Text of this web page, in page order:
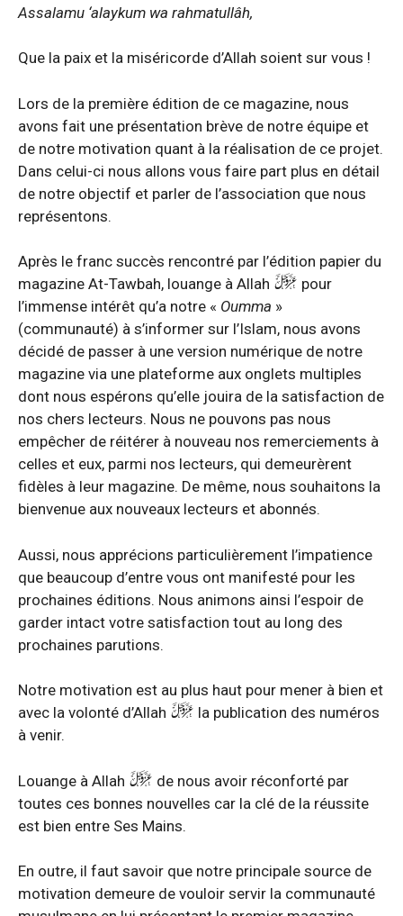
Assalamu ‘alaykum wa rahmatullâh,
Que la paix et la miséricorde d’Allah soient sur vous !
Lors de la première édition de ce magazine, nous
avons fait une présentation brève de notre équipe et
de notre motivation quant à la réalisation de ce projet.
Dans celui-ci nous allons vous faire part plus en détail
de notre objectif et parler de l’association que nous
représentons.
Après le franc succès rencontré par l’édition papier du
magazine At-Tawbah, louange à Allah
pour
l’immense intérêt qu’a notre « Oumma »
(communauté) à s’informer sur l’Islam, nous avons
décidé de passer à une version numérique de notre
magazine via une plateforme aux onglets multiples
dont nous espérons qu’elle jouira de la satisfaction de
nos chers lecteurs. Nous ne pouvons pas nous
empêcher de réitérer à nouveau nos remerciements à
celles et eux, parmi nos lecteurs, qui demeurèrent
fidèles à leur magazine. De même, nous souhaitons la
bienvenue aux nouveaux lecteurs et abonnés.
Aussi, nous apprécions particulièrement l’impatience
que beaucoup d’entre vous ont manifesté pour les
prochaines éditions. Nous animons ainsi l’espoir de
garder intact votre satisfaction tout au long des
prochaines parutions.
Notre motivation est au plus haut pour mener à bien et
avec la volonté d’Allah
la publication des numéros
à venir.
Louange à Allah
de nous avoir réconforté par
toutes ces bonnes nouvelles car la clé de la réussite
est bien entre Ses Mains.
En outre, il faut savoir que notre principale source de
motivation demeure de vouloir servir la communauté